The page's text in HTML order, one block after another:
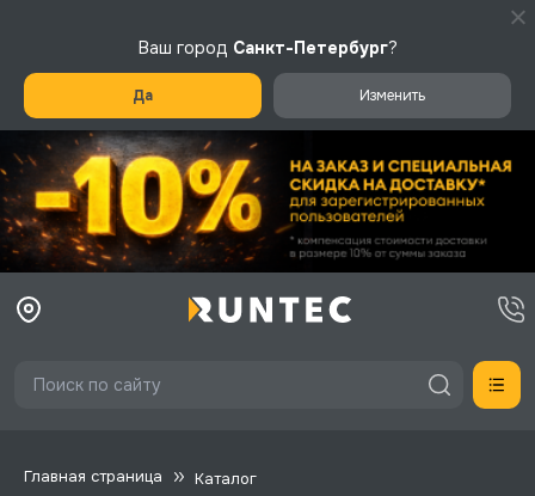
Ваш город Санкт-Петербург?
Да Изменить
Главная страница
Каталог